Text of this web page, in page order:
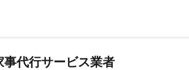
代行サービス業者